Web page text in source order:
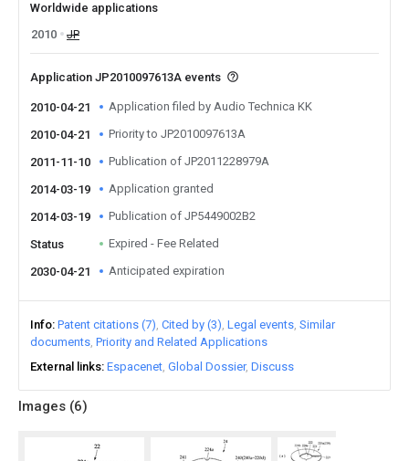
Images (6)
Worldwide applications
2010
JP
Application JP2010097613A events
2010-04-21 Application filed by Audio Technica KK
2010-04-21 Priority to JP2010097613A
2011-11-10 Publication of JP2011228979A
2014-03-19 Application granted
2014-03-19 Publication of JP5449002B2
Status Expired - Fee Related
2030-04-21 Anticipated expiration
Info Patent citations (7) Cited by (3) Legal events Similar
documents Priority and Related Applications
External links Espacenet Global Dossier Discuss